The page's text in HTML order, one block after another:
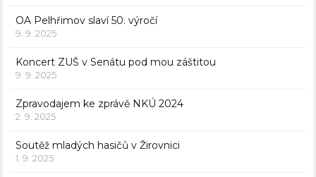
OA Pelhřimov slaví 50. výročí
9. 9. 2025
Koncert ZUŠ v Senátu pod mou záštitou
9. 9. 2025
Zpravodajem ke zprávě NKÚ 2024
2. 9. 2025
Soutěž mladých hasičů v Žirovnici
1. 9. 2025